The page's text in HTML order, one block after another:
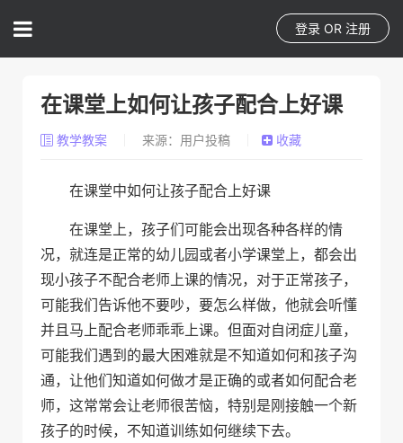
登录 OR 注册
在课堂上如何让孩子配合上好课
教学教案 来源：用户投稿 收藏
在课堂中如何让孩子配合上好课
在课堂上，孩子们可能会出现各种各样的情
况，就连是正常的幼儿园或者小学课堂上，都会出
现小孩子不配合老师上课的情况，对于正常孩子，
可能我们告诉他不要吵，要怎么样做，他就会听懂
并且马上配合老师乖乖上课。但面对自闭症儿童，
可能我们遇到的最大困难就是不知道如何和孩子沟
通，让他们知道如何做才是正确的或者如何配合老
师，这常常会让老师很苦恼，特别是刚接触一个新
孩子的时候，不知道训练如何继续下去。